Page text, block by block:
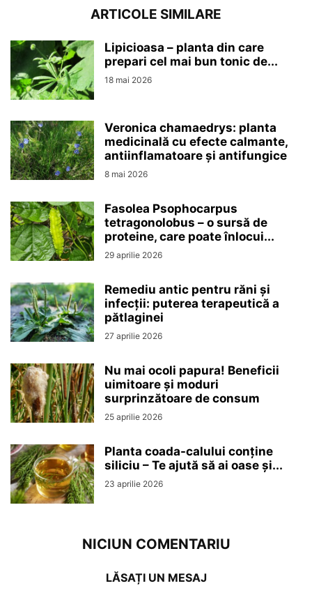
ARTICOLE SIMILARE
Lipicioasa – planta din care
prepari cel mai bun tonic de...
18 mai 2026
Veronica chamaedrys: planta
medicinală cu efecte calmante,
antiinflamatoare și antifungice
8 mai 2026
Fasolea Psophocarpus
tetragonolobus – o sursă de
proteine, care poate înlocui...
29 aprilie 2026
Remediu antic pentru răni și
infecții: puterea terapeutică a
pătlaginei
27 aprilie 2026
Nu mai ocoli papura! Beneficii
uimitoare și moduri
surprinzătoare de consum
25 aprilie 2026
Planta coada-calului conține
siliciu – Te ajută să ai oase și...
23 aprilie 2026
NICIUN COMENTARIU
LĂSAȚI UN MESAJ